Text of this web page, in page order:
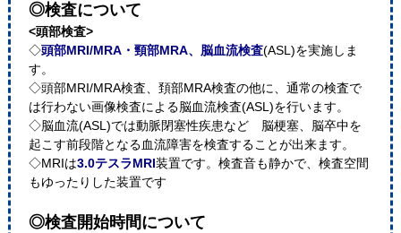
◎検査について
<頭部検査>
◇頭部MRI/MRA・頸部MRA、脳血流検査(ASL)を実施しま
す。
◇頭部MRI/MRA検査、頚部MRA検査の他に、通常の検査で
は行わない画像検査による脳血流検査(ASL)を行います。
◇脳血流(ASL)では動脈閉塞性疾患など 脳梗塞、脳卒中を
起こす前段階となる血流障害を検査することが出来ます。
◇MRIは3.0テスラMRI装置です。検査音も静かで、検査空間
もゆったりした装置です
◎検査開始時間について